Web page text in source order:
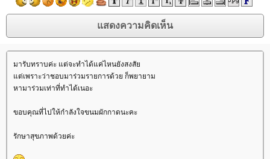
มารับทราบค่ะ แต่จะทำได้แค่ไหนยังสงสั
ต่เพราะว่าชอบมาร่วมรายการด้วย ก็พยายาม
หามาร่วมเท่าที่ทำได้เนอะ
ขอบคุณที่ไปให้กำลังใจขนมผักกาดนะคะ
รักษาสุขภาพด้วยค่ะ